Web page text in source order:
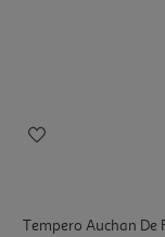
Tempero Auchan De